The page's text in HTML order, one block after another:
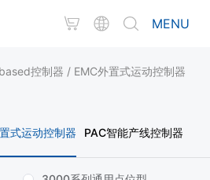
MENU
控制器 / EMC外置式运动控制器
式运动控制器 PAC智能产线控制器